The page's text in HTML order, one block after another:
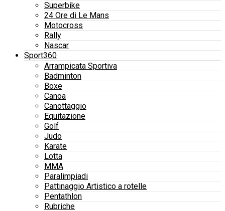
Superbike
24 Ore di Le Mans
Motocross
Rally
Nascar
Sport360
Arrampicata Sportiva
Badminton
Boxe
Canoa
Canottaggio
Equitazione
Golf
Judo
Karate
Lotta
MMA
Paralimpiadi
Pattinaggio Artistico a rotelle
Pentathlon
Rubriche